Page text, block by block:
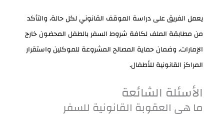
يعمل الفريق على دراسة الموقف القانوني لكل حالة، والتأكد
من مطابقة الملف لكافة شروط السفر بالطفل المحضون خارج
الإمارات، وضمان حماية المصالح المشروعة للموكلين واستقرار
المراكز القانونية للأطفال.
الأسئلة الشائعة
ما هي العقوبة القانونية للسفر